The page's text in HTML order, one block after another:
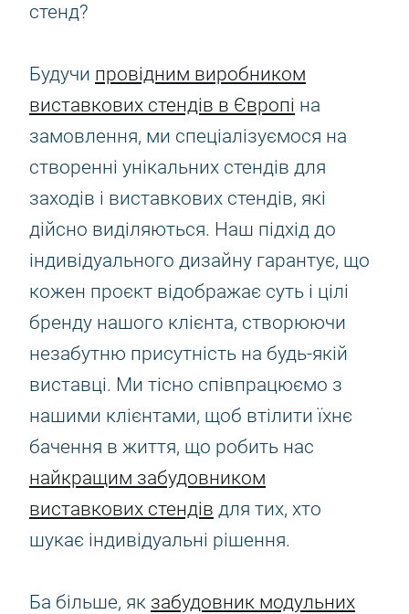
стенд?
Будучи провідним виробником
виставкових стендів в Європі на
замовлення, ми спеціалізуємося на
створенні унікальних стендів для
заходів і виставкових стендів, які
дійсно виділяються. Наш підхід до
індивідуального дизайну гарантує, що
кожен проєкт відображає суть і цілі
бренду нашого клієнта, створюючи
незабутню присутність на будь-якій
виставці. Ми тісно співпрацюємо з
нашими клієнтами, щоб втілити їхнє
бачення в життя, що робить нас
найкращим забудовником
виставкових стендів для тих, хто
шукає індивідуальні рішення.
Ба більше, як забудовник модульних